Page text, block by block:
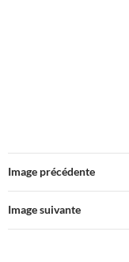
Image précédente
Image suivante